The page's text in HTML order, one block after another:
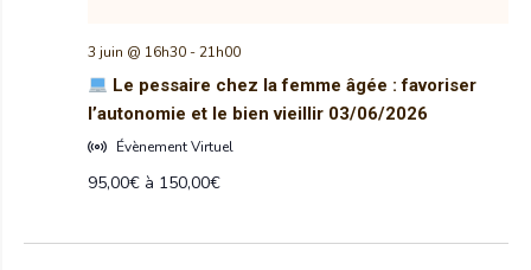
3 juin @ 16h30-21h00
Le pessaire chez la femme âgée : favoriser
l’autonomie et le bien vieillir 03/06/2026
Évènement Virtuel
95,00€ à 150,00€